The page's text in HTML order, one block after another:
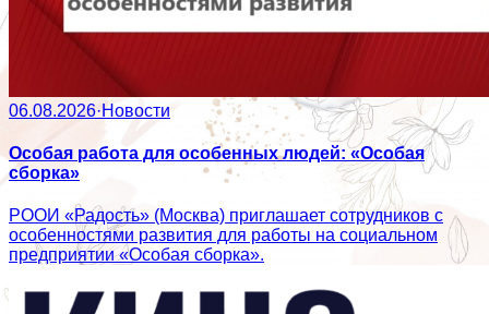
06.08.2026·Новости
Особая работа для особенных людей: «Особая
сборка»
РООИ «Радость» (Москва) приглашает сотрудников с
особенностями развития для работы на социальном
предприятии «Особая сборка».